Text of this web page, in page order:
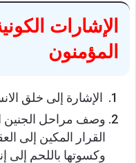
الإشارات
المؤمنون
الإشارة إلى خلق
وصف مراحل الجنين
القرار المكين إلى
وكسوتها باللحم إلى